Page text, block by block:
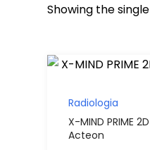
Showing the
Radiologia
X-MIND PRIME
Acteon